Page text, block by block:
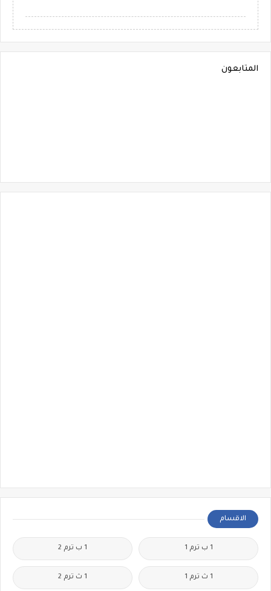
المتابعون
الاقسام
1 ب ترم 1 1 ب ترم 2
1 ث ترم 1 1 ث ترم 2